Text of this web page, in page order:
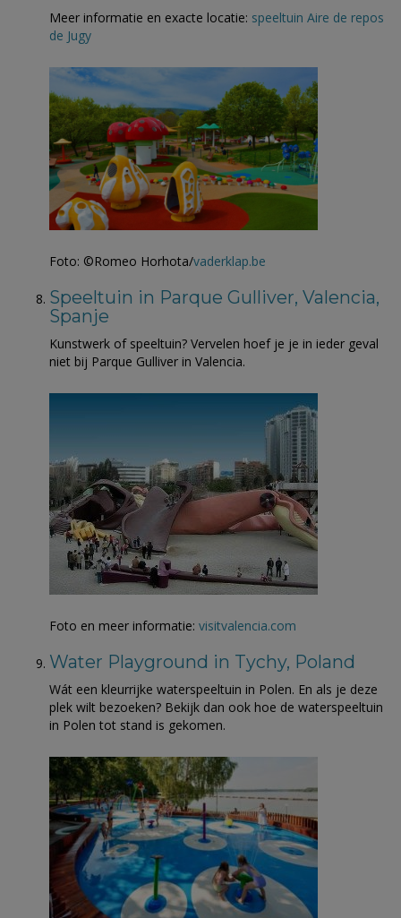
Meer informatie en exacte locatie: speeltuin Aire de repos
de Jugy
Foto: ©Romeo Horhota/vaderklap.be
Speeltuin in Parque Gulliver, Valencia,
Spanje
Kunstwerk of speeltuin? Vervelen hoef je je in ieder geval
niet bij Parque Gulliver in Valencia.
Foto en meer informatie: visitvalencia.com
Water Playground in Tychy, Poland
Wát een kleurrijke waterspeeltuin in Polen. En als je deze
plek wilt bezoeken? Bekijk dan ook hoe de waterspeeltuin
in Polen tot stand is gekomen.